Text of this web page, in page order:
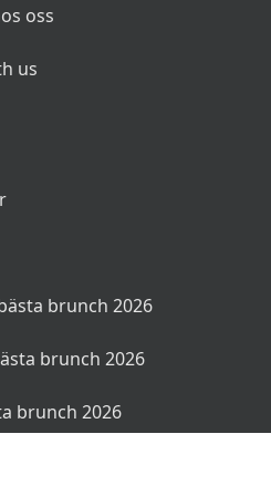
– den perfekta
oss
us
brunch 2026
brunch 2026
brunch 2026